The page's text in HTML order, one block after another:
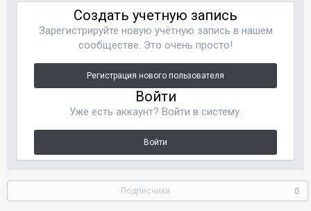
Создать учетную запись
Зарегистрируйте новую учётную запись в нашем
сообществе. Это очень просто!
Регистрация нового пользователя
Войти
Уже есть аккаунт? Войти в систему.
Войти
Подписчики 0